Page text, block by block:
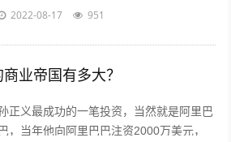
局，比如，淘宝进入农村市场覆盖3万个网
2022-08-17 951
业帝国有多大？
正义最成功的一笔投资，当然就是阿里巴
巴，当年他向阿里巴巴注资2000万美元，